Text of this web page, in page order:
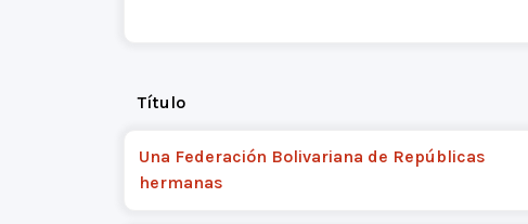
Título
Una Federación Bolivariana de Repúblicas
hermanas